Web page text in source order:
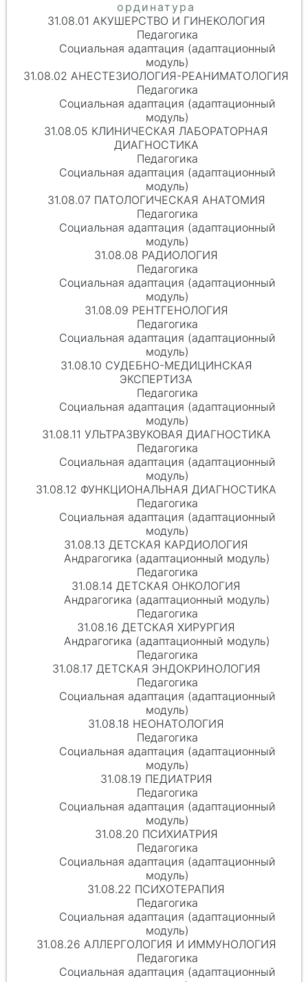
31.08.01 АКУШЕРСТВО И ГИНЕКОЛОГИЯ
Педагогика
Социальная адаптация (адаптационный
модуль)
31.08.02 АНЕСТЕЗИОЛОГИЯ-РЕАНИМАТОЛОГИЯ
Педагогика
Социальная адаптация (адаптационный
модуль)
31.08.05 КЛИНИЧЕСКАЯ ЛАБОРАТОРНАЯ
ДИАГНОСТИКА
Педагогика
Социальная адаптация (адаптационный
модуль)
31.08.07 ПАТОЛОГИЧЕСКАЯ АНАТОМИЯ
Педагогика
Социальная адаптация (адаптационный
модуль)
31.08.08 РАДИОЛОГИЯ
Педагогика
Социальная адаптация (адаптационный
модуль)
31.08.09 РЕНТГЕНОЛОГИЯ
Педагогика
Социальная адаптация (адаптационный
модуль)
31.08.10 СУДЕБНО-МЕДИЦИНСКАЯ
ЭКСПЕРТИЗА
Педагогика
Социальная адаптация (адаптационный
модуль)
31.08.11 УЛЬТРАЗВУКОВАЯ ДИАГНОСТИКА
Педагогика
Социальная адаптация (адаптационный
модуль)
31.08.12 ФУНКЦИОНАЛЬНАЯ ДИАГНОСТИКА
Педагогика
Социальная адаптация (адаптационный
модуль)
31.08.13 ДЕТСКАЯ КАРДИОЛОГИЯ
Андрагогика (адаптационный модуль)
Педагогика
31.08.14 ДЕТСКАЯ ОНКОЛОГИЯ
Андрагогика (адаптационный модуль)
Педагогика
31.08.16 ДЕТСКАЯ ХИРУРГИЯ
Андрагогика (адаптационный модуль)
Педагогика
31.08.17 ДЕТСКАЯ ЭНДОКРИНОЛОГИЯ
Педагогика
Социальная адаптация (адаптационный
модуль)
31.08.18 НЕОНАТОЛОГИЯ
Педагогика
Социальная адаптация (адаптационный
модуль)
31.08.19 ПЕДИАТРИЯ
Педагогика
Социальная адаптация (адаптационный
модуль)
31.08.20 ПСИХИАТРИЯ
Педагогика
Социальная адаптация (адаптационный
модуль)
31.08.22 ПСИХОТЕРАПИЯ
Педагогика
Социальная адаптация (адаптационный
модуль)
31.08.26 АЛЛЕРГОЛОГИЯ И ИММУНОЛОГИЯ
Педагогика
Социальная адаптация (адаптационный